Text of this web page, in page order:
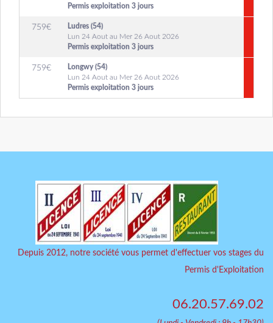
Permis exploitation 3 jours
759€
Ludres (54)
Lun 24 Aout au Mer 26 Aout 2026
Permis exploitation 3 jours
759€
Longwy (54)
Lun 24 Aout au Mer 26 Aout 2026
Permis exploitation 3 jours
Depuis 2012, notre société vous permet d'effectuer vos stages du
Permis d'Exploitation
06.20.57.69.02